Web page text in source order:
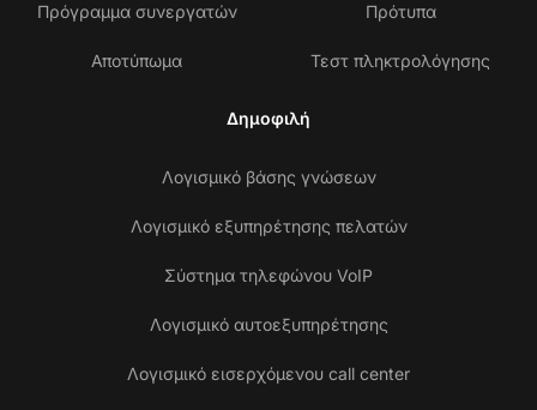
Πρόγραμμα συνεργατών
Αποτύπωμα
Πρότυπα
Τεστ πληκτρολόγησης
Δημοφιλή
Λογισμικό βάσης γνώσεων
Λογισμικό εξυπηρέτησης πελατών
Σύστημα τηλεφώνου VoIP
Λογισμικό αυτοεξυπηρέτησης
Λογισμικό εισερχόμενου call center